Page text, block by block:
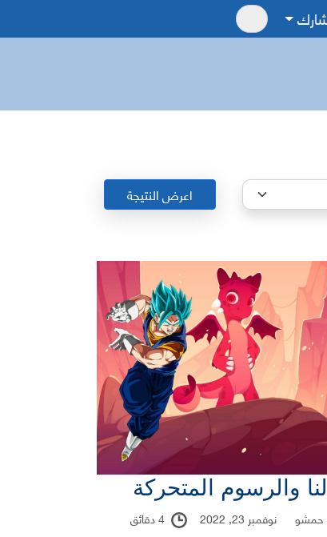
اعرض النتيجة
والرسوم المتحركة
حمشو
نوفمبر 23, 2022